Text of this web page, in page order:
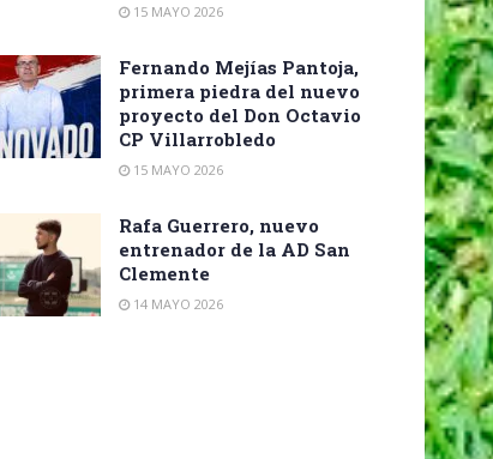
15 MAYO 2026
Fernando Mejías Pantoja,
primera piedra del nuevo
proyecto del Don Octavio
CP Villarrobledo
15 MAYO 2026
Rafa Guerrero, nuevo
entrenador de la AD San
Clemente
14 MAYO 2026